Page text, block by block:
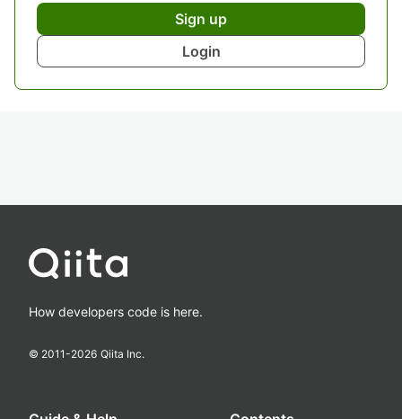
Sign up
Login
How developers code is here.
© 2011-2026 Qiita Inc.